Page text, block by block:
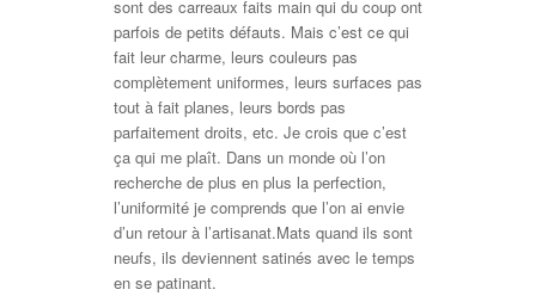
sont des carreaux faits main qui du coup ont
parfois de petits défauts. Mais c’est ce qui
fait leur charme, leurs couleurs pas
complètement uniformes, leurs surfaces pas
tout à fait planes, leurs bords pas
parfaitement droits, etc. Je crois que c’est
ça qui me plaît. Dans un monde où l’on
recherche de plus en plus la perfection,
l’uniformité je comprends que l’on ai envie
d’un retour à l’artisanat.Mats quand ils sont
neufs, ils deviennent satinés avec le temps
en se patinant.